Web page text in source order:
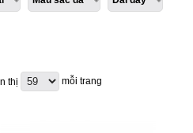
thị mỗi trang